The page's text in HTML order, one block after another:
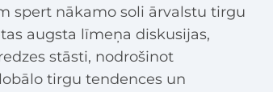
spert nākamo soli ārvalstu tirgu
augsta līmeņa diskusijas,
stāsti, nodrošinot
tirgu tendences un